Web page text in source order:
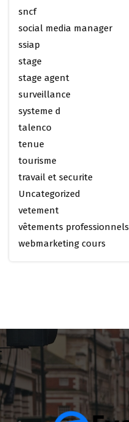
sncf
social media manager
ssiap
stage
stage agent
surveillance
systeme d
talenco
tenue
tourisme
travail et securite
Uncategorized
vetement
vêtements professionnels
webmarketing cours